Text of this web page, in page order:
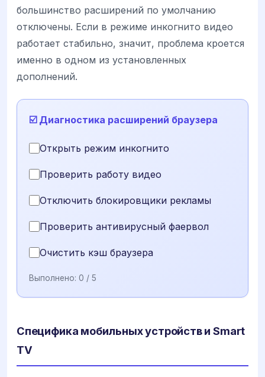
большинство расширений по умолчанию
отключены. Если в режиме инкогнито видео
работает стабильно, значит, проблема кроется
именно в одном из установленных
дополнений.
☑️ Диагностика расширений браузера
Открыть режим инкогнито
Проверить работу видео
Отключить блокировщики рекламы
Проверить антивирусный фаервол
Очистить кэш браузера
Выполнено: 0 / 5
Специфика мобильных устройств и Smart
TV